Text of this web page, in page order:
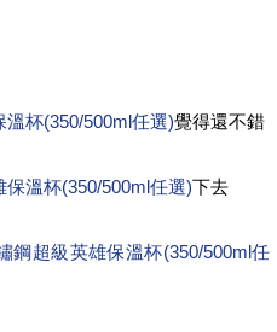
杯(350/500ml任選)覺得還不錯
溫杯(350/500ml任選)下去
鋼超級英雄保溫杯(350/500ml任